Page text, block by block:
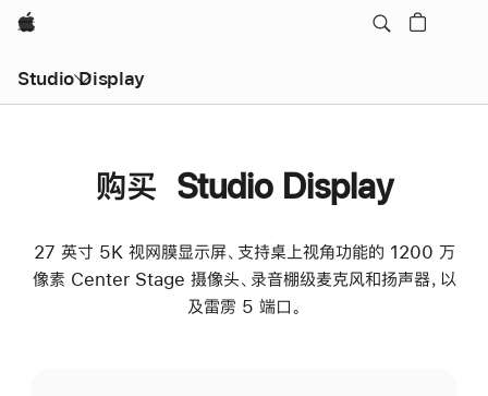
Apple
Studio Display
购买 Studio Display
27 英寸 5K 视网膜显示屏、支持桌上视角功能的 1200 万
像素 Center Stage 摄像头、录音棚级麦克风和扬声器，以
及雷雳 5 端口。